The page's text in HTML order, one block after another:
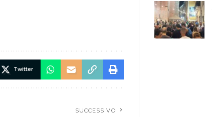
Twitter
SUCCESSIVO